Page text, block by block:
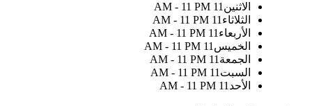
الاثنين 11 AM - 11 PM
الثلاثاء 11 AM - 11 PM
الأربعاء 11 AM - 11 PM
الخميس 11 AM - 11 PM
الجمعة 11 AM - 11 PM
السبت 11 AM - 11 PM
الأحد 11 AM - 11 PM